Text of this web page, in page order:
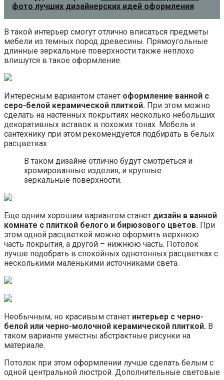
фото лучших дизайнерских идей оформления
В такой интерьер смогут отлично вписаться предметы
мебели из темных пород древесины. Прямоугольные
длинные зеркальные поверхности также неплохо
впишутся в такое оформление.
Интересным вариантом станет оформление ванной с
серо-белой керамической плиткой. При этом можно
сделать на настенных покрытиях несколько небольших
декоративных вставок в похожих тонах. Мебель и
сантехнику при этом рекомендуется подбирать в белых
расцветках.
В таком дизайне отлично будут смотреться и
хромированные изделия, и крупные
зеркальные поверхности.
Еще одним хорошим вариантом станет дизайн в ванной
комнате с плиткой белого и бирюзового цветов. При
этом одной расцветкой можно оформить верхнюю
часть покрытия, а другой – нижнюю часть. Потолок
лучше подобрать в спокойных однотонных расцветках с
несколькими маленькими источниками света.
Необычным, но красивым станет интерьер с черно-
белой или черно-молочной керамической плиткой. В
таком варианте уместны абстрактные рисунки на
материале.
Потолок при этом оформлении лучше сделать белым с
одной центральной люстрой. Дополнительные световые